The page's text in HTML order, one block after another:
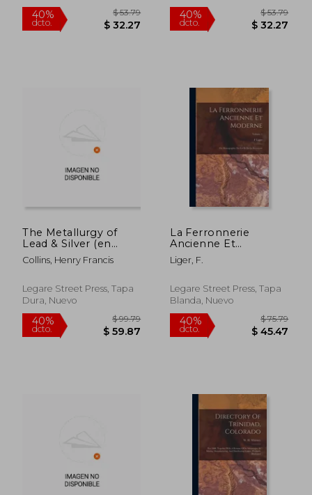
dcto.
The Metallurgy of
Lead & Silver (en
Inglés)
Collins, Henry Francis
Legare Street Press, Tapa
Dura, Nuevo
La Ferronnerie
Ancienne Et
Moderne: Ou
Monographie Du Fer
Volume 1 (en Francés)
Liger, F.
Legare Street Press, Tapa
Blanda, Nuevo